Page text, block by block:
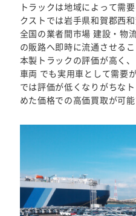
トラックは地域によって需
クストでは岩手県和賀郡西
全国の業者間市場 建設・物
の販路へ即時に流通させる
本製トラックの評価が高く
車両 でも実用車として需要
では評価が低くなりがちな
めた価格での高価買取が可能